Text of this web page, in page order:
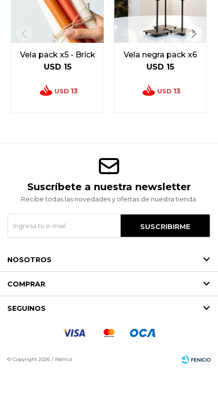
Vela pack x5 - Brick
USD 15
USD 13
Vela negra pack x6
USD 15
USD 13
Suscríbete a nuestra newsletter
Recibe todas las novedades y ofertas de nuestra tienda.
SUSCRIBIRME
NOSOTROS
COMPRAR
SEGUINOS
© Copyright 2026 / Walnut